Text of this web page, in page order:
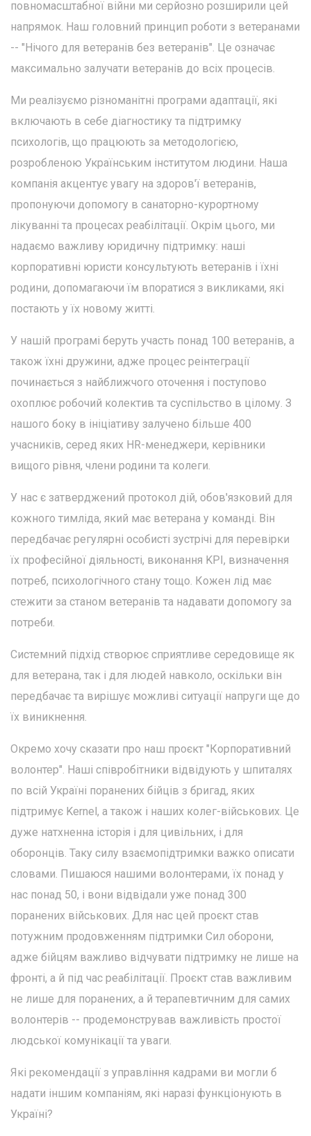
повномасштабної війни ми серйозно розширили цей
напрямок. Наш головний принцип роботи з ветеранами
-- "Нічого для ветеранів без ветеранів". Це означає
максимально залучати ветеранів до всіх процесів.
Ми реалізуємо різноманітні програми адаптації, які
включають в себе діагностику та підтримку
психологів, що працюють за методологією,
розробленою Українським інститутом людини. Наша
компанія акцентує увагу на здоров'ї ветеранів,
пропонуючи допомогу в санаторно-курортному
лікуванні та процесах реабілітації. Окрім цього, ми
надаємо важливу юридичну підтримку: наші
корпоративні юристи консультують ветеранів і їхні
родини, допомагаючи їм впоратися з викликами, які
постають у їх новому житті.
У нашій програмі беруть участь понад 100 ветеранів, а
також їхні дружини, адже процес реінтеграції
починається з найближчого оточення і поступово
охоплює робочий колектив та суспільство в цілому. З
нашого боку в ініціативу залучено більше 400
учасників, серед яких HR-менеджери, керівники
вищого рівня, члени родини та колеги.
У нас є затверджений протокол дій, обов'язковий для
кожного тимліда, який має ветерана у команді. Він
передбачає регулярні особисті зустрічі для перевірки
їх професійної діяльності, виконання KPI, визначення
потреб, психологічного стану тощо. Кожен лід має
стежити за станом ветеранів та надавати допомогу за
потреби.
Системний підхід створює сприятливе середовище як
для ветерана, так і для людей навколо, оскільки він
передбачає та вирішує можливі ситуації напруги ще до
їх виникнення.
Окремо хочу сказати про наш проєкт "Корпоративний
волонтер". Наші співробітники відвідують у шпиталях
по всій Україні поранених бійців з бригад, яких
підтримує Kernel, а також і наших колег-військових. Це
дуже натхненна історія і для цивільних, і для
оборонців. Таку силу взаємопідтримки важко описати
словами. Пишаюся нашими волонтерами, їх понад у
нас понад 50, і вони відвідали уже понад 300
поранених військових. Для нас цей проєкт став
потужним продовженням підтримки Сил оборони,
адже бійцям важливо відчувати підтримку не лише на
фронті, а й під час реабілітації. Проєкт став важливим
не лише для поранених, а й терапевтичним для самих
волонтерів -- продемонстрував важливість простої
людської комунікації та уваги.
Які рекомендації з управління кадрами ви могли б
надати іншим компаніям, які наразі функціонують в
Україні?